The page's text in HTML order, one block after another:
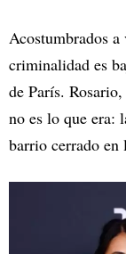
Acostumbrados
criminalidad es
de París.
no es lo que era:
barrio cerrado en